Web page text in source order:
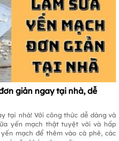
giản ngay tại nhà, dễ
tại nhà! Với công thức dễ dàng và
yến mạch thật tuyệt vời và hấp
mạch để thêm vào cà phê, các